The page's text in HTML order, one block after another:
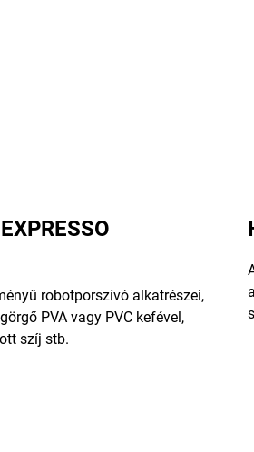
robotporszívó alkatrészei,
PVA vagy PVC kefével,
szíj stb.